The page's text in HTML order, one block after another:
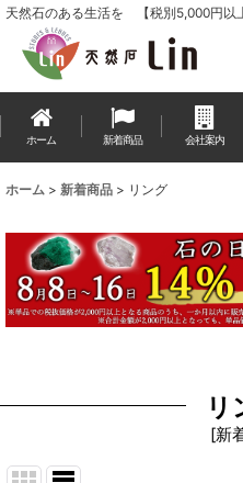
天然石のある生活を 【税別5,000円以
ホーム 新着商品 会社案内
ホーム > 新着商品 > リング
リ
[新